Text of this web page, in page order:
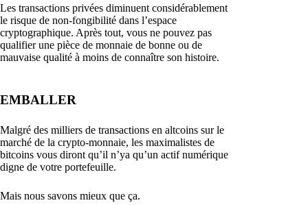
Les transactions privées diminuent considérablement
le risque de non-fongibilité dans l’espace
cryptographique. Après tout, vous ne pouvez pas
qualifier une pièce de monnaie de bonne ou de
mauvaise qualité à moins de connaître son histoire.
EMBALLER
Malgré des milliers de transactions en altcoins sur le
marché de la crypto-monnaie, les maximalistes de
bitcoins vous diront qu’il n’ya qu’un actif numérique
digne de votre portefeuille.
Mais nous savons mieux que ça.